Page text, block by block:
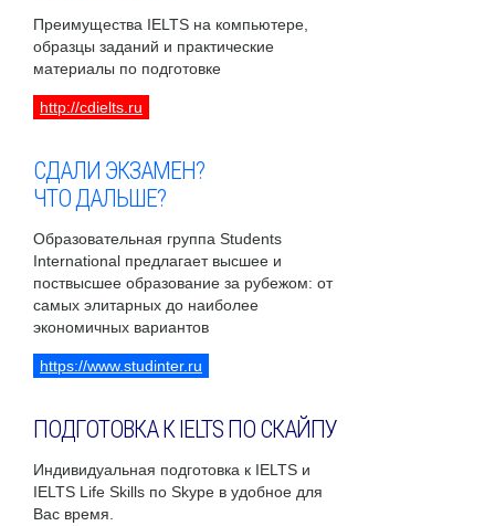
Преимущества IELTS на компьютере,
образцы заданий и практические
материалы по подготовке
http://cdielts.ru
СДАЛИ ЭКЗАМЕН?
ЧТО ДАЛЬШЕ?
Образовательная группа Students
International предлагает высшее и
поствысшее образование за рубежом: от
самых элитарных до наиболее
экономичных вариантов
https://www.studinter.ru
ПОДГОТОВКА К IELTS ПО СКАЙПУ
Индивидуальная подготовка к IELTS и
IELTS Life Skills по Skype в удобное для
Вас время.